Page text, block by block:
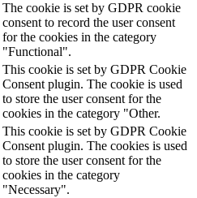
The cookie is set by GDPR cookie
consent to record the user consent
for the cookies in the category
"Functional".
This cookie is set by GDPR Cookie
Consent plugin. The cookie is used
to store the user consent for the
cookies in the category "Other.
This cookie is set by GDPR Cookie
Consent plugin. The cookies is used
to store the user consent for the
cookies in the category
"Necessary".